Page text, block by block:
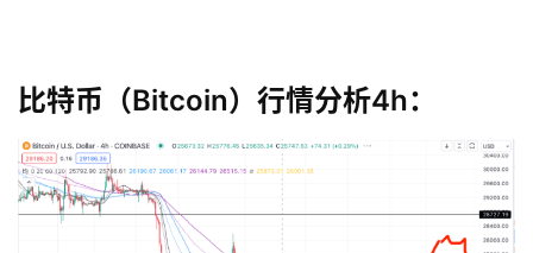
比特币（Bitcoin）行情分析4h：